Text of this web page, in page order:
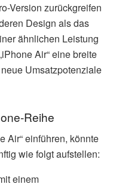
Version zurückgreifen
Design als das
ähnlichen Leistung
Air“ eine breite
Umsatzpotenziale
Reihe
Air“ einführen, könnte
wie folgt aufstellen:
einem